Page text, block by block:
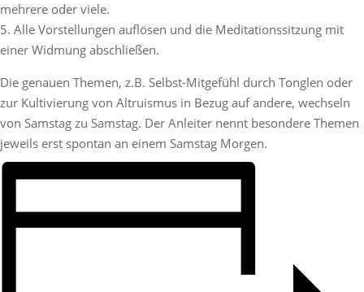
mehrere oder viele.
5. Alle Vorstellungen auflösen und die Meditationssitzung mit
einer Widmung abschließen.
Die genauen Themen, z.B. Selbst-Mitgefühl durch Tonglen oder
zur Kultivierung von Altruismus in Bezug auf andere, wechseln
von Samstag zu Samstag. Der Anleiter nennt besondere Themen
jeweils erst spontan an einem Samstag Morgen.